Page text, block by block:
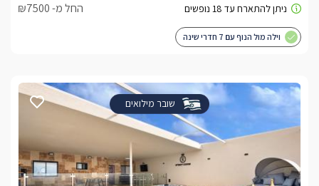
החל מ- ₪7500
וילה מול הנוף עם 7 חדרי שינה
שובר מילואים